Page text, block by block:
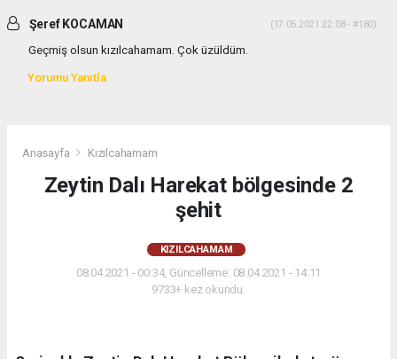
Şeref KOCAMAN (17.05.2021 22:08 - #180)
Geçmiş olsun kızılcahamam. Çok üzüldüm.
Yorumu Yanıtla
Anasayfa Kızılcahamam
Zeytin Dalı Harekat bölgesinde 2
şehit
KIZILCAHAMAM
08.04.2021 - 00:34, Güncelleme: 08.04.2021 - 14:11
9733+ kez okundu.